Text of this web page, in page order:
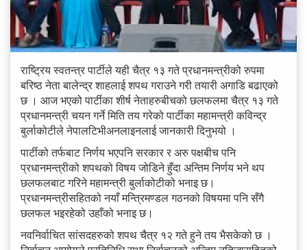
राष्ट्रिय स्वतन्त्र पार्टीले यही चैत्र १३ गते प्रधानमन्त्रीको रुपमा
बरिष्ठ नेता बालेन्द्र शाहलाई शपथ गराउने गरी तयारी अगाडि बढाएको
छ । आज भएको पार्टीका शीर्ष नेताहरुबीचको छलफलमा चैत्र १३ गते
प्रधानमन्त्री चयन गर्ने मिति तय गरेको पार्टीका महामन्त्री कविन्द्र
बुर्लाकोटीले नेपालटिभीअनलाइनलाई जानकारी दिनुभयो ।
पार्टीको तर्फबाट निर्णय भएपनि सरकार र अरु पक्षबीच पनि
प्रधानमन्त्रीको शपथको विषय जोडिने हुँदा अन्तिम निर्णय भने थप
छलफलबाट गरिने महामन्त्री बुर्लाकोटीको भनाइ छ।
प्रधानमन्त्रीसहितको नयाँ मन्त्रिमण्डल गठनको विषयमा पनि सँगै
छलफल भइरहेको उहाँको भनाइ छ।
नवनिर्वाचित सांसदहरुको शपथ चैत्र १२ गते हुने तय भैसकेको छ ।